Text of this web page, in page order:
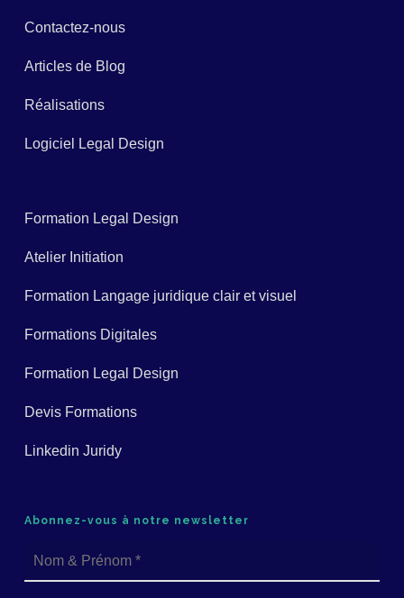
Contactez-nous
Articles de Blog
Réalisations
Logiciel Legal Design
Formation Legal Design
Atelier Initiation
Formation Langage juridique clair et visuel
Formations Digitales
Formation Legal Design
Devis Formations
Linkedin Juridy
Abonnez-vous à notre newsletter